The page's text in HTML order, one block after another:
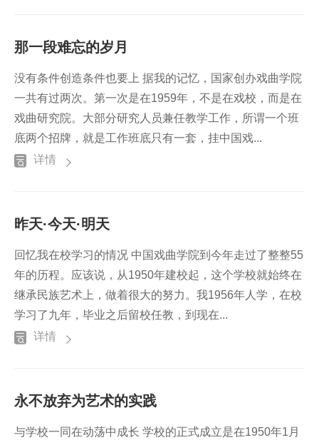
那一段难忘的岁月
没有条件创造条件也要上 据我的记忆，国家创办戏曲学院
一共有过两次。第一次是在1959年，不是在戏校，而是在
戏曲研究院。大部分研究人员兼任教学工作，所谓一个班
底两个招牌，就是工作班底只有一套，挂中国戏...
详情
昨天·今天·明天
回忆我在校学习的情况 中国戏曲学院到今年走过了整整55
年的历程。应该说，从1950年建校起，这个学校就始终在
继承民族艺术上，做着很大的努力。我1956年人学，在校
学习了九年，毕业之后留校任教，到现在...
详情
永不放弃为艺术的实践
与学校一同在动荡中成长 学校的正式成立是在1950年1月